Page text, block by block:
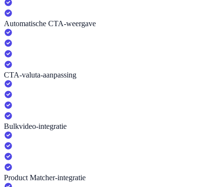
Automatische CTA-weergave
CTA-valuta-aanpassing
Bulkvideo-integratie
Product Matcher-integratie